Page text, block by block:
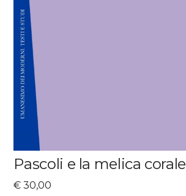
Pascoli e la melica corale
€ 30,00